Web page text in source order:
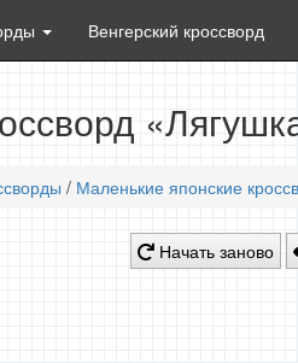
Венгерский кроссворд
/ Маленькие японские
Начать заново